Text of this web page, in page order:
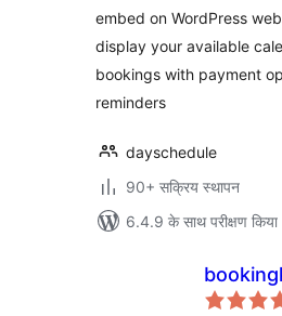
embed on WordPress
display your available
bookings with payment
reminders
dayschedule
90+ सक्रिय स्थापन
6.4.9 के साथ परीक्षण किया